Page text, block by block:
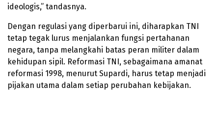
ideologis,” tandasnya.
Dengan regulasi yang diperbarui ini, diharapkan TNI
tetap tegak lurus menjalankan fungsi pertahanan
negara, tanpa melangkahi batas peran militer dalam
kehidupan sipil. Reformasi TNI, sebagaimana amanat
reformasi 1998, menurut Supardi, harus tetap menjadi
pijakan utama dalam setiap perubahan kebijakan.